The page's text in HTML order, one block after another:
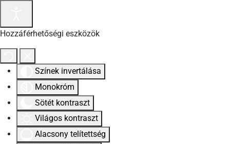
Hozzáférhetőségi eszközök
Színek invertálása
Monokróm
Sötét kontraszt
Világos kontraszt
Alacsony telítettség